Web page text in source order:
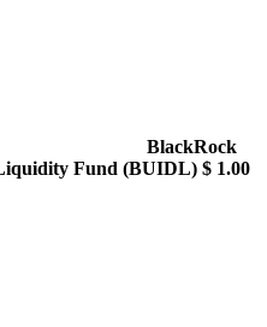
BlackRock
Fund (BUIDL) $ 1.00